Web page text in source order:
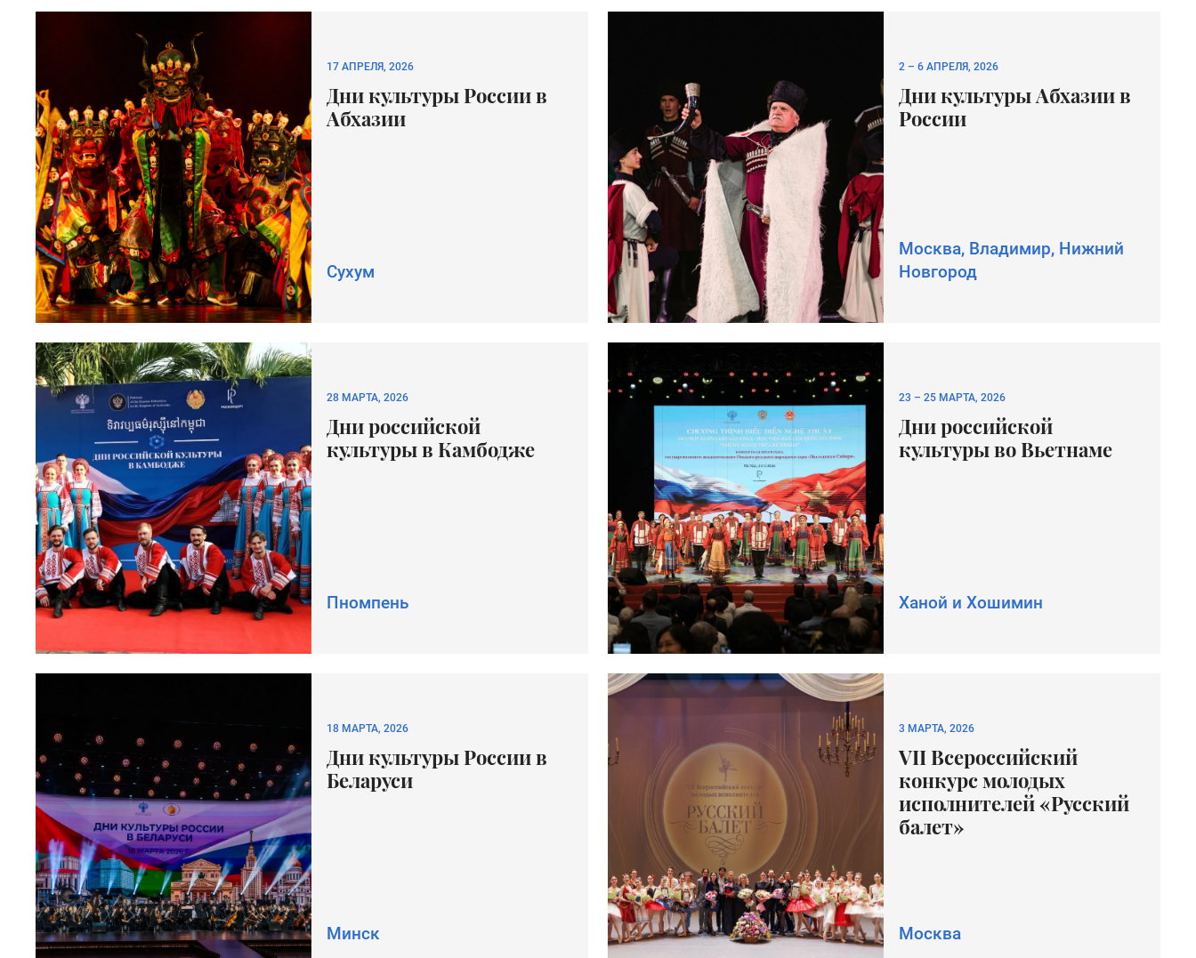
17 АПРЕЛЯ, 2026
Дни культуры России в
Абхазии
Сухум
2 – 6 АПРЕЛЯ, 2026
Дни культуры Абхазии в
России
Москва, Владимир, Нижний
Новгород
28 МАРТА, 2026
Дни российской
культуры в Камбодже
Пномпень
23 – 25 МАРТА, 2026
Дни российской
культуры во Вьетнаме
Ханой и Хошимин
18 МАРТА, 2026
Дни культуры России в
Беларуси
Минск
3 МАРТА, 2026
VII Всероссийский
конкурс молодых
исполнителей «Русский
балет»
Москва